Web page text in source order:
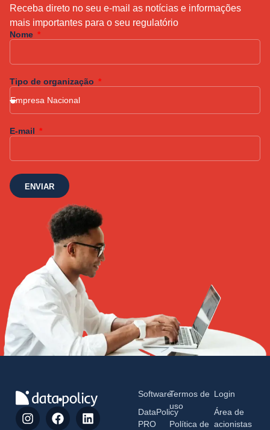
Receba direto no seu e-mail as notícias e informações
mais importantes para o seu regulatório
Nome
Tipo de organização
E-mail
ENVIAR
Software
DataPolicy
PRO
Termos de
uso
Política de
Login
Área de
acionistas